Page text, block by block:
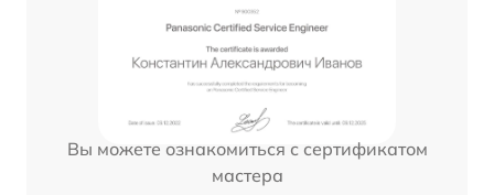
Вы можете ознакомиться с сертификатом
мастера